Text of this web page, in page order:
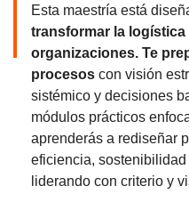
Esta maestría está
transformar la logística
organizaciones. Te
procesos con visión
sistémico y decisiones
módulos prácticos
aprenderás a rediseñar
eficiencia,
liderando con criterio y